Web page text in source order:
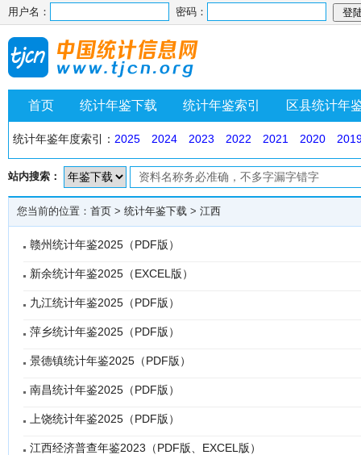
用户名： 密码：
首页 统计年鉴下载 统计年鉴索引 区县统计年
统计年鉴年度索引： 2025 2024 2023 2022 2021 2020
站内搜索：
您当前的位置： 首页 > 统计年鉴下载 > 江西
赣州统计年鉴2025（PDF版）
新余统计年鉴2025（EXCEL版）
九江统计年鉴2025（PDF版）
萍乡统计年鉴2025（PDF版）
景德镇统计年鉴2025（PDF版）
南昌统计年鉴2025（PDF版）
上饶统计年鉴2025（PDF版）
江西经济普查年鉴2023（PDF版、EXCEL版）